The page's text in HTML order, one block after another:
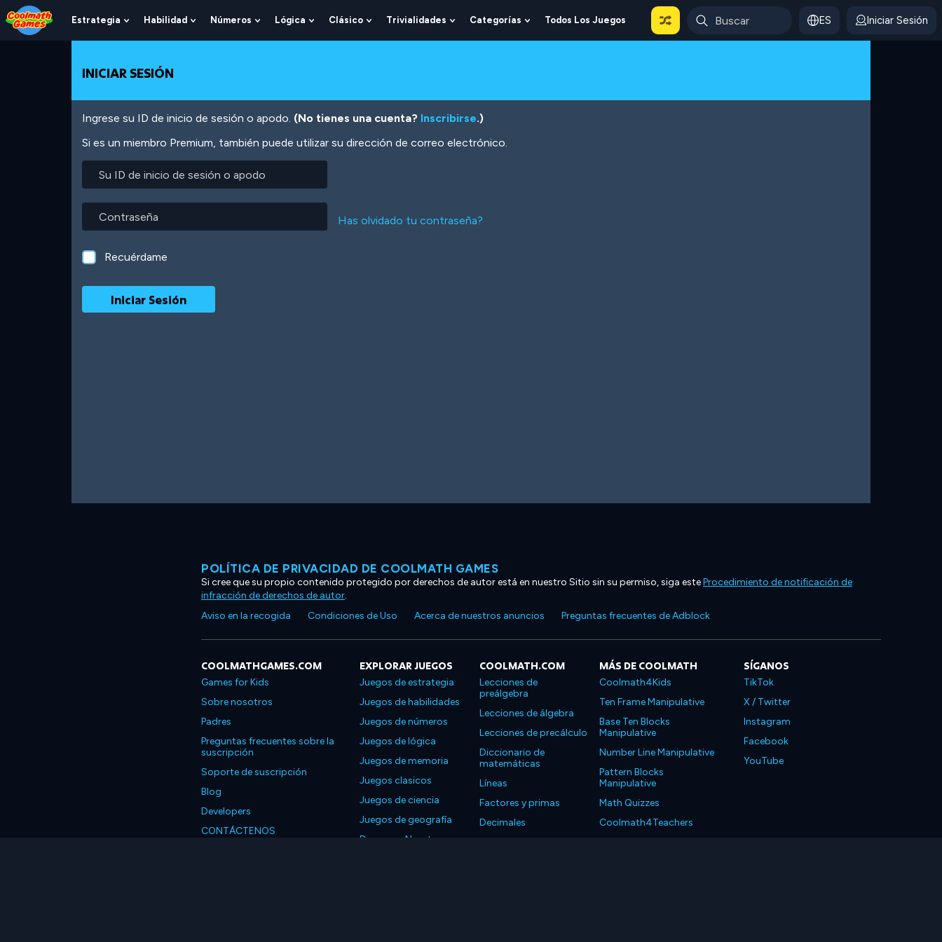
Skip
to
Top
Skip
to
Navigation
Skip
to
Main
Skip
to
Footer
Pasar
al
contenido
Estrategia
Show
Submenu
Estrategia
Habilidad
Show
Submenu
Números
Show
Submenu
Lógica
Show
Submenu
Clásico
Show
Submenu
Trivialidades
Show
Submenu
Categorías
Show
Submenu
Todos Los Juegos ES Iniciar Sesión
INICIAR SESIÓN
Ingrese su ID de inicio de sesión o apodo. (No tienes una cuenta? Inscribirse.)
Si es un miembro Premium, también puede utilizar su dirección de correo electrónico.
inicio
sesión
o
apodo
Has olvidado tu contraseña?
Recuérdame
POLÍTICA DE PRIVACIDAD DE COOLMATH GAMES
Si cree que su propio contenido protegido por derechos de autor está en nuestro Sitio sin su permiso, siga esteProcedimiento de notificación de
infracción de derechos de autor.
Aviso en la recogida
Condiciones de Uso Acerca de nuestros anuncios Preguntas frecuentes de Adblock
COOLMATHGAMES.COM
Games for Kids
Sobre nosotros
Padres
Preguntas frecuentes sobre la
suscripción
Soporte de suscripción
Blog
Developers
CONTÁCTENOS
EXPLORAR JUEGOS
Juegos de estrategia
Juegos de habilidades
Juegos de números
Juegos de lógica
Juegos de memoria
Juegos clasicos
Juegos de ciencia
Juegos de geografía
Descarga Nuestras
COOLMATH.COM
Lecciones de
preálgebra
Lecciones de álgebra
Lecciones de precálculo
Diccionario de
matemáticas
Líneas
Factores y primas
Decimales
MÁS DE COOLMATH
Coolmath4Kids
Ten Frame Manipulative
Base Ten Blocks
Manipulative
Number Line Manipulative
Pattern Blocks
Manipulative
Math Quizzes
Coolmath4Teachers
SÍGANOS
TikTok
X / Twitter
Instagram
Facebook
YouTube